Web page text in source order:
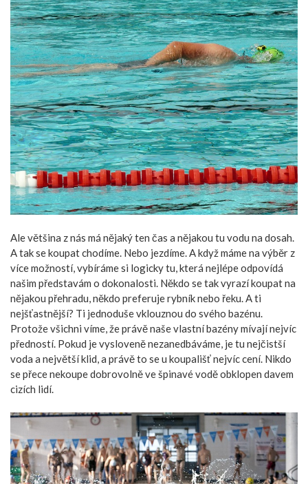
Ale většina z nás má nějaký ten čas a nějakou tu vodu na dosah.
A tak se koupat chodíme. Nebo jezdíme. A když máme na výběr z
více možností, vybíráme si logicky tu, která nejlépe odpovídá
našim představám o dokonalosti. Někdo se tak vyrazí koupat na
nějakou přehradu, někdo preferuje rybník nebo řeku. A ti
nejšťastnější? Ti jednoduše vklouznou do svého bazénu.
Protože všichni víme, že právě naše vlastní bazény mívají nejvíc
předností. Pokud je vysloveně nezanedbáváme, je tu nejčistší
voda a největší klid, a právě to se u koupališť nejvíc cení. Nikdo
se přece nekoupe dobrovolně ve špinavé vodě obklopen davem
cizích lidí.